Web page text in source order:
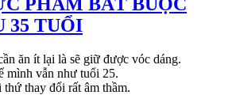
35 TUỔI
ăn ít lại là sẽ giữ được vóc dáng.
mình vẫn như tuổi 25.
thứ thay đổi rất âm thầm.